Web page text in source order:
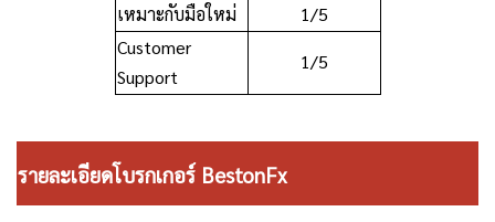
เหมาะกับมือใหม่
1/5
Customer
Support
1/5
รายละเอียดโบรกเกอร์ BestonFx